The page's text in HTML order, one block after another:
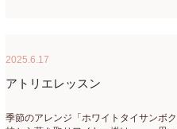
2025.6.17
アトリエレッスン
季節のアレンジ「ホワイトタイサンボ